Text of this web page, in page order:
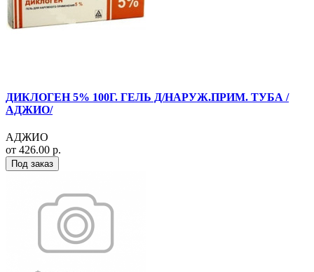
ДИКЛОГЕН 5% 100Г. ГЕЛЬ Д/НАРУЖ.ПРИМ. ТУБА /
АДЖИО/
АДЖИО
от 426.00 р.
Под заказ